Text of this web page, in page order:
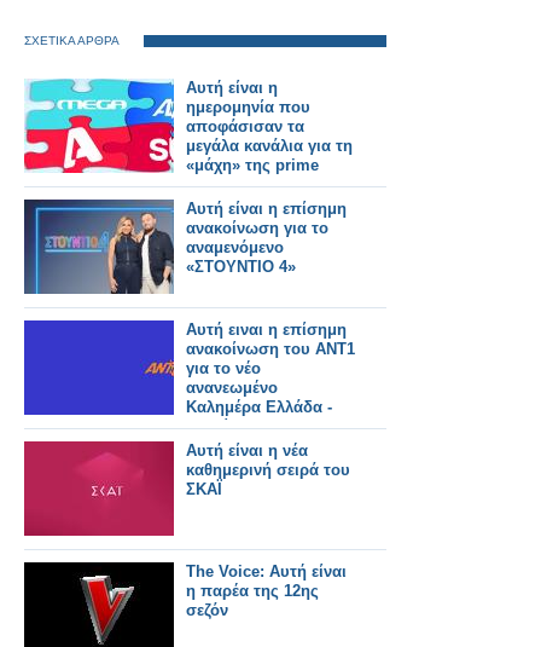
ΣΧΕΤΙΚΑ ΑΡΘΡΑ
Αυτή είναι η
ημερομηνία που
αποφάσισαν τα
μεγάλα κανάλια για τη
«μάχη» της prime
time
Αυτή είναι η επίσημη
ανακοίνωση για το
αναμενόμενο
«ΣΤΟΥΝΤΙΟ 4»
Αυτή ειναι η επίσημη
ανακοίνωση του ΑΝΤ1
για το νέο
ανανεωμένο
Καλημέρα Ελλάδα -
Αυτοί θα το
παρουσιάζουν
Αυτή είναι η νέα
καθημερινή σειρά του
ΣΚΑΪ
The Voice: Αυτή είναι
η παρέα της 12ης
σεζόν